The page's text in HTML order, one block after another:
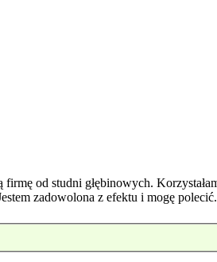
od studni głębinowych.
zadowolona z efektu i mogę polecić.